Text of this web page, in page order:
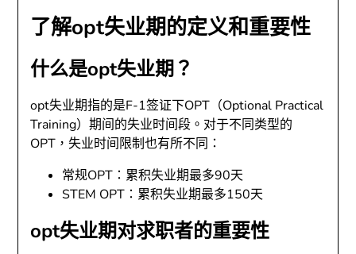
了解opt失业期的定义和重要性
什么是opt失业期？
opt失业期指的是F-1签证下OPT（Optional Practical
Training）期间的失业时间段。对于不同类型的
OPT，失业时间限制也有所不同：
常规OPT：累积失业期最多90天
STEM OPT：累积失业期最多150天
opt失业期对求职者的重要性